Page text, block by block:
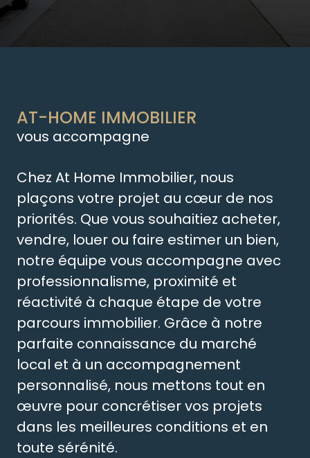
AT-HOME IMMOBILIER
vous accompagne
Chez At Home Immobilier, nous
plaçons votre projet au cœur de nos
priorités. Que vous souhaitiez acheter,
vendre, louer ou faire estimer un bien,
notre équipe vous accompagne avec
professionnalisme, proximité et
réactivité à chaque étape de votre
parcours immobilier. Grâce à notre
parfaite connaissance du marché
local et à un accompagnement
personnalisé, nous mettons tout en
œuvre pour concrétiser vos projets
dans les meilleures conditions et en
toute sérénité.